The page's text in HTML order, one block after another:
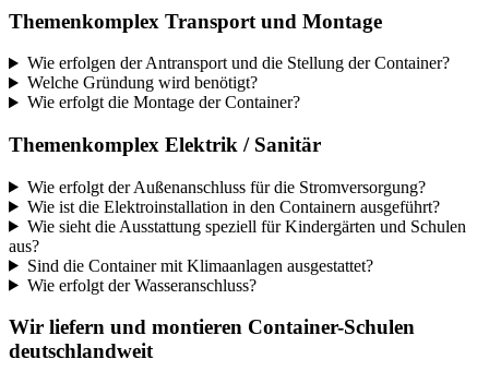
Themenkomplex Transport und Montage
Wie erfolgen der Antransport und die Stellung der Container?
Welche Gründung wird benötigt?
Wie erfolgt die Montage der Container?
Themenkomplex Elektrik / Sanitär
Wie erfolgt der Außenanschluss für die Stromversorgung?
Wie ist die Elektroinstallation in den Containern ausgeführt?
Wie sieht die Ausstattung speziell für Kindergärten und Schulen
aus?
Sind die Container mit Klimaanlagen ausgestattet?
Wie erfolgt der Wasseranschluss?
Wir liefern und montieren Container-Schulen
deutschlandweit